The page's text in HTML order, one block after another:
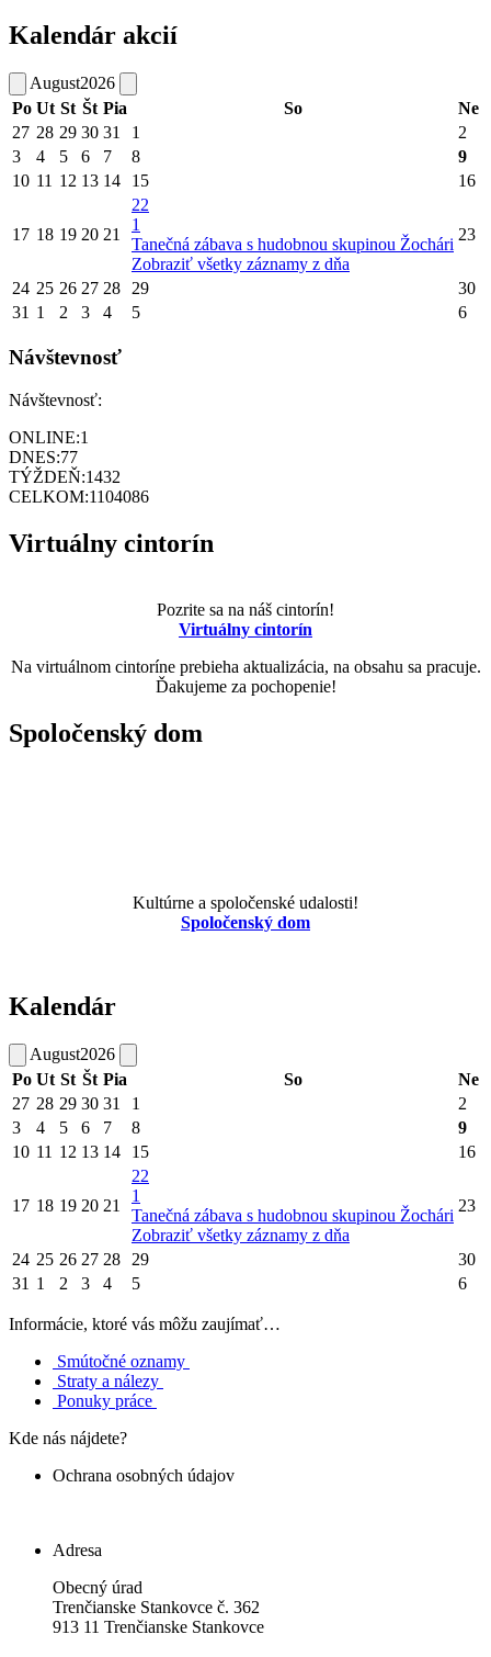
Kalendár akcií
August2026
Po Ut St Št Pia So
Ne
27 28 29 30 31 1
2
3
4 5 6 7 8
9
10 11 12 13 14 15 16
17 18 19 20 21
22
1
Tanečná zábava s hudobnou skupinou Žochári
Zobraziť všetky záznamy z dňa
23
24 25 26 27 28 29
30
31 1 2 3 4 5 6
Návštevnosť
Návštevnosť:
ONLINE:1
DNES:77
TÝŽDEŇ:1432
CELKOM:1104086
Virtuálny cintorín
Pozrite sa na náš cintorín!
Virtuálny cintorín
Na virtuálnom cintoríne prebieha aktualizácia, na obsahu sa pracuje.
Ďakujeme za pochopenie!
Spoločenský dom
Kultúrne a spoločenské udalosti!
Spoločenský dom
Kalendár
August2026
Po Ut St Št Pia So
Ne
27 28 29 30 31 1
2
3
4 5 6 7 8
9
10 11 12 13 14 15 16
17 18 19 20 21
22
1
Tanečná zábava s hudobnou skupinou Žochári
Zobraziť všetky záznamy z dňa
23
24 25 26 27 28 29
30
31 1 2 3 4 5 6
Informácie, ktoré vás môžu zaujímať…
Smútočné oznamy
Straty a nálezy
Ponuky práce
Kde nás nájdete?
Ochrana osobných údajov
Adresa
Obecný úrad
Trenčianske Stankovce č. 362
913 11 Trenčianske Stankovce